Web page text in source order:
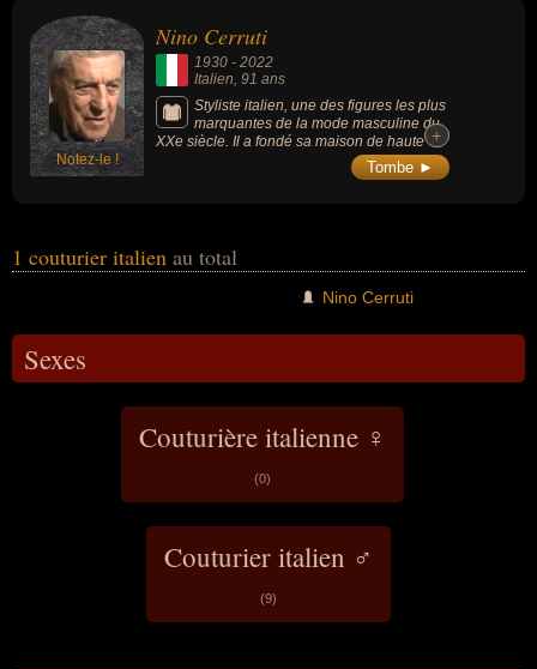
artiste, dessinateur, entrepreneur, homme d'affaire ou styliste.
Notez-le !
Nino Cerruti
1930 - 2022
Italien, 91 ans
Styliste italien, une des figures les plus
marquantes de la mode masculine du
XXe siècle. Il a fondé sa maison de haute
couture Cerruti en 1967 à Paris.
+
+
Tombe ►
1 couturier italien au total
Nino Cerruti
Sexes
Couturière italienne ♀
(0)
Couturier italien ♂
(9)